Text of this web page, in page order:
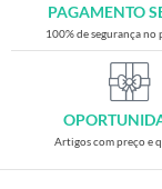
PAGAMENTO
100% de segurança no
Artigos com preço e